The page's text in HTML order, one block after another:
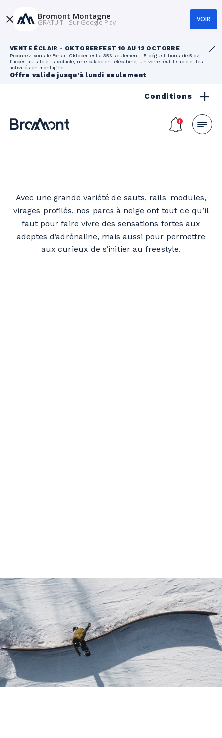
VENTE ÉCLAIR - OKTOBERFEST 10 AU 12 OCTOBRE
Procurez-vous le Forfait Oktoberfest à 35$ seulement : 5 dégustations de 5 oz,
l’accès au site et spectacle, une balade en télécabine, un verre réutilisable et les
activités en montagne.
Offre valide jusqu'à lundi seulement
Conditions
Avec une grande variété de sauts, rails, modules,
virages profilés, nos parcs à neige ont tout ce qu’il
faut pour faire vivre des sensations fortes aux
adeptes d’adrénaline, mais aussi pour permettre
aux curieux de s’initier aufreestyle.
Bromont Montagne
GRATUIT - Sur Google Play VOIR